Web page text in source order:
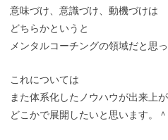
意味づけ、意識づけ、動機づけは
どちらかというと
メンタルコーチングの領域だと思っ
これについては
また体系化したノウハウが出来上
どこかで展開したいと思います。＾